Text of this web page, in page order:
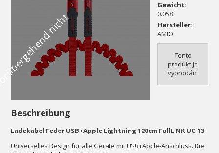
Gewicht:
0.058
Hersteller:
AMIO
Tento
produkt je
vyprodán!
Beschreibung
Ladekabel Feder USB+Apple Lightning 120cm FullLINK UC-13
Universelles Design für alle Geräte mit USB+Apple-Anschluss. Die